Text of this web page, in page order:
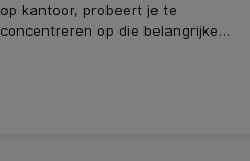
op kantoor, probeert je te
concentreren op die belangrijke